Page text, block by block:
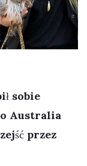
sobie
Australia
przez